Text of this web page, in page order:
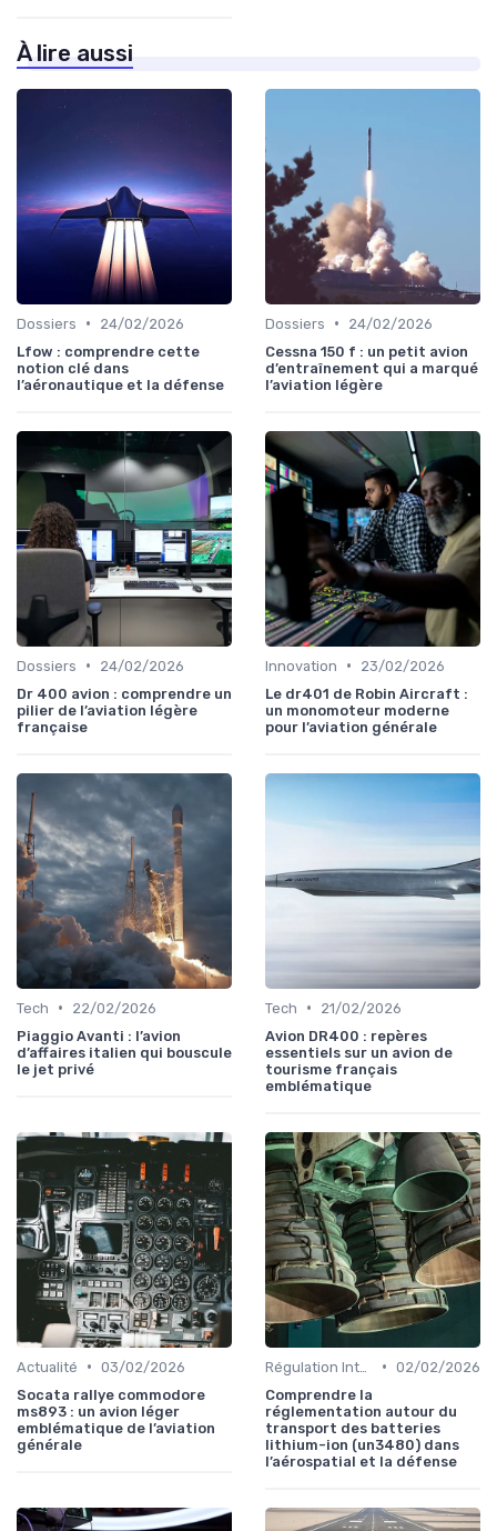
À lire aussi
Dossiers •
24/02/2026
Lfow : comprendre cette
notion clé dans
l’aéronautique et la défense
Dossiers •
24/02/2026
Cessna 150 f : un petit avion
d’entraînement qui a marqué
l’aviation légère
Dossiers •
24/02/2026
Dr 400 avion : comprendre un
pilier de l’aviation légère
française
Innovation •
23/02/2026
Le dr401 de Robin Aircraft :
un monomoteur moderne
pour l’aviation générale
Tech •
22/02/2026
Piaggio Avanti : l’avion
d’affaires italien qui bouscule
le jet privé
Tech •
21/02/2026
Avion DR400 : repères
essentiels sur un avion de
tourisme français
emblématique
Actualité • 03/02/2026
Socata rallye commodore
ms893 : un avion léger
emblématique de l’aviation
générale
• 02/02/2026
Comprendre la
réglementation autour du
transport des batteries
lithium-ion (un3480) dans
l’aérospatial et la défense